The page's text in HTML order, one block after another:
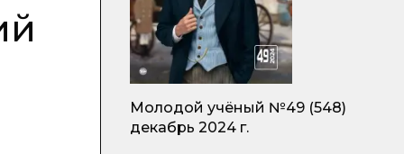
Молодой учёный №49 (548)
декабрь 2024 г.